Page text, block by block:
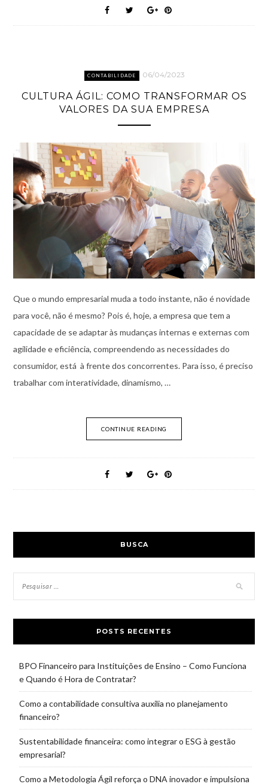
CONTABILIDADE 06/04/2023
CULTURA ÁGIL: COMO TRANSFORMAR OS
VALORES DA SUA EMPRESA
Que o mundo empresarial muda a todo instante, não é novidade
para você, não é mesmo? Pois é, hoje, a empresa que tem a
capacidade de se adaptar às mudanças internas e externas com
agilidade e eficiência, compreendendo as necessidades do
consumidor, está à frente dos concorrentes. Para isso, é preciso
trabalhar com interatividade, dinamismo, …
CONTINUE READING
BUSCA
POSTS RECENTES
BPO Financeiro para Instituições de Ensino – Como Funciona
e Quando é Hora de Contratar?
Como a contabilidade consultiva auxilia no planejamento
financeiro?
Sustentabilidade financeira: como integrar o ESG à gestão
empresarial?
Como a Metodologia Ágil reforça o DNA inovador e impulsiona